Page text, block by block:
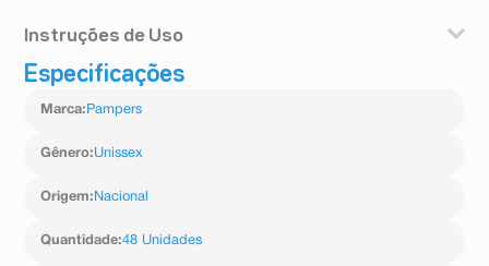
Instruções de Uso
Utilize o lenço umedecido nas áreas que deseja limpar.
Especificações
Marca: Pampers
Gênero:Unissex
Origem: Nacional
Quantidade:48 Unidades